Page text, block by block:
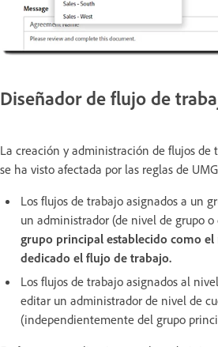
Diseñador de flujo de
La creación y administración de flujos de
se ha visto afectada por las reglas de
Los flujos de trabajo asignados a un
un administrador (de nivel de grupo
grupo principal establecido como
dedicado el flujo de trabajo.
Los flujos de trabajo asignados al
editar un administrador de nivel de
(independientemente del grupo